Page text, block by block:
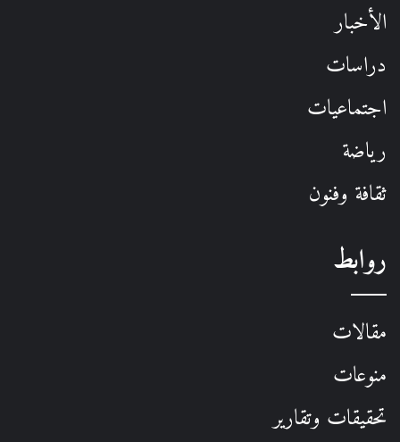
الأخبار
دراسات
اجتماعيات
رياضة
ثقافة وفنون
روابط
مقالات
منوعات
تحقيقات وتقارير